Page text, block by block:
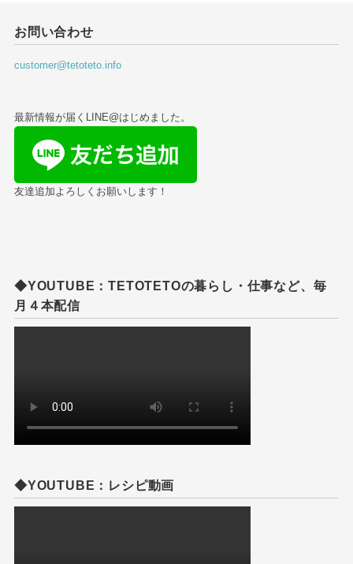
お問い合わせ
customer@tetoteto.info
最新情報が届くLINE@はじめました。
友達追加よろしくお願いします！
◆YOUTUBE：TETOTETOの暮らし・仕事など、毎
月４本配信
◆YOUTUBE：レシピ動画